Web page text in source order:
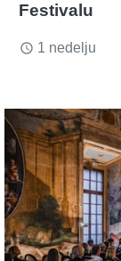
Festivalu
access_time 1 nedelju